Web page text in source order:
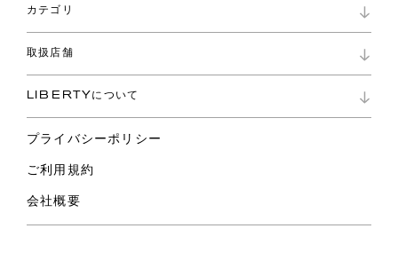
ショッピングバッグ
お問い合わせ
よくあるご質問
ご利用ガイド
カテゴリ
コレクション
ファブリックス
バッグ
スカーフ
ウェア
ライフスタイル
スペシャル
取扱店舗
リバティ・ファブリックス
LIBERTYについて
プライバシーポリシー
ご利用規約
会社概要